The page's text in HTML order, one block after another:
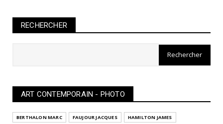
RECHERCHER
ART CONTEMPORAIN - PHOTO
BERTHALON MARC FAUJOUR JACQUES
HAMILTON JAMES